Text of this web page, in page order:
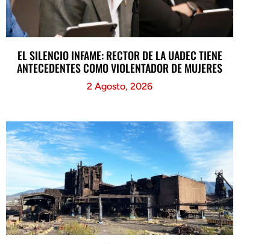
EL SILENCIO INFAME: RECTOR DE LA UADEC TIENE
ANTECEDENTES COMO VIOLENTADOR DE MUJERES
2 Agosto, 2026